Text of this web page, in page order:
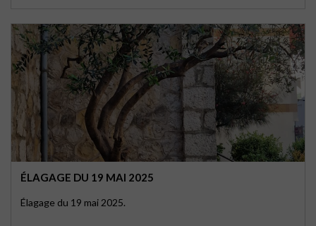
ÉLAGAGE DU 19 MAI 2025
Élagage du 19 mai 2025.